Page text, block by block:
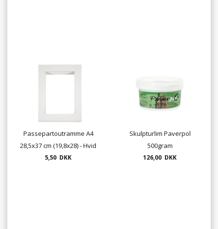
Passepartoutramme A4
28,5x37 cm (19,8x28) - Hvid
5,50 DKK
Skulpturlim Paverpol
500gram
126,00 DKK